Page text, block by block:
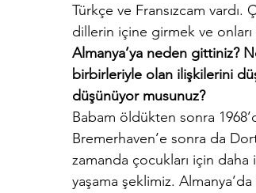
Türkçe ve Fransızcam
dillerin içine girmek ve
Almanya’ya neden gittiniz?
birbirleriyle olan ilişkilerini
düşünüyor musunuz?
Babam öldükten sonra
Bremerhaven’e sonra da
zamanda çocukları için
yaşama şeklimiz.